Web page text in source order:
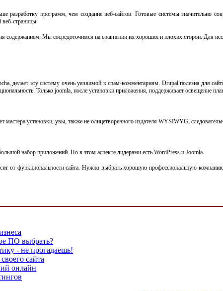
разработку программ, чем создание веб-сайтов. Готовые системы значительно
веб-страницы.
содержанием. Мы сосредоточимся на сравнении их хороших и плохих сторон. Для
делает эту систему очень уязвимой к спам-комментариям. Drupal полезна для
Только joomla, после установки приложения, поддерживает освещение
мастера установки, увы, также не олицетворенного издателя WYSIWYG,
набор приложений. Но в этом аспекте лидерами есть WordPress и Joomla.
от функциональности сайта. Нужно выбрать хорошую профессиональную
ПО выбрать?
- не прогадаешь!
сайта
онлайн